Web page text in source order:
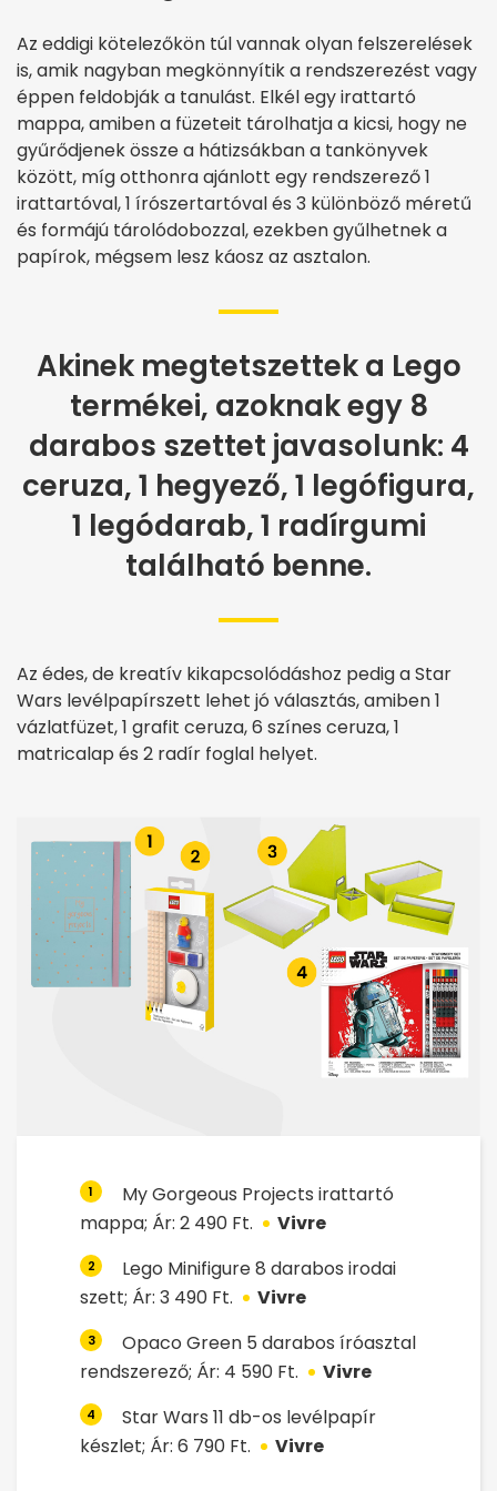
Az eddigi kötelezőkön túl vannak olyan felszerelések
is, amik nagyban megkönnyítik a rendszerezést vagy
éppen feldobják a tanulást. Elkél egy irattartó
mappa, amiben a füzeteit tárolhatja a kicsi, hogy ne
gyűrődjenek össze a hátizsákban a tankönyvek
között, míg otthonra ajánlott egy rendszerező 1
irattartóval, 1 írószertartóval és 3 különböző méretű
és formájú tárolódobozzal, ezekben gyűlhetnek a
papírok, mégsem lesz káosz az asztalon.
Akinek megtetszettek a Lego
termékei, azoknak egy 8
darabos szettet javasolunk: 4
ceruza, 1 hegyező, 1 legófigura,
1 legódarab, 1 radírgumi
található benne.
Az édes, de kreatív kikapcsolódáshoz pedig a Star
Wars levélpapírszett lehet jó választás, amiben 1
vázlatfüzet, 1 grafit ceruza, 6 színes ceruza, 1
matricalap és 2 radír foglal helyet.
1
My Gorgeous Projects irattartó
mappa; Ár: 2 490 Ft.
Vivre
2
Lego Minifigure 8 darabos irodai
szett; Ár: 3 490 Ft.
Vivre
3
Opaco Green 5 darabos íróasztal
rendszerező; Ár: 4 590 Ft.
Vivre
4
Star Wars 11 db-os levélpapír
készlet; Ár: 6 790 Ft.
Vivre